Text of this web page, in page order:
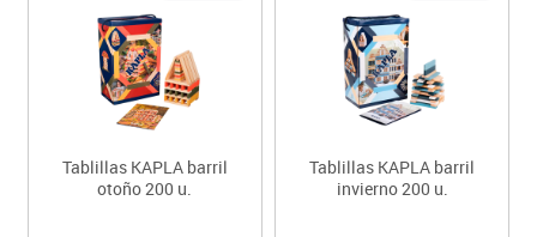
Tablillas KAPLA barril
otoño 200 u.
Tablillas KAPLA barril
invierno 200 u.